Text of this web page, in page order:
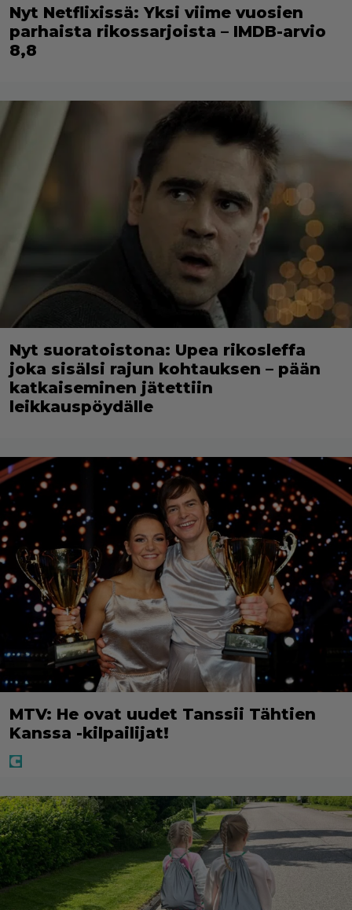
Nyt Netflixissä: Yksi viime vuosien
parhaista rikossarjoista – IMDB-arvio
8,8
Nyt suoratoistona: Upea rikosleffa
joka sisälsi rajun kohtauksen – pään
katkaiseminen jätettiin
leikkauspöydälle
MTV: He ovat uudet Tanssii Tähtien
Kanssa -kilpailijat!